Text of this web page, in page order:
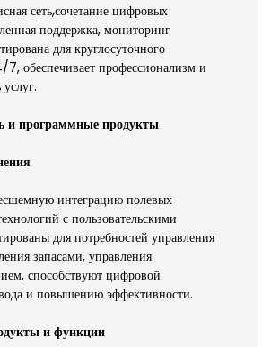
сеть,сочетание цифровых
поддержка, мониторинг
для круглосуточного
7, обеспечивает профессионализм и
и программные продукты
интеграцию полевых
с пользовательскими
для потребностей управления
запасами, управления
способствуют цифровой
и повышению эффективности.
и функции